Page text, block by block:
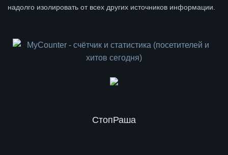
надолго изолировать от всех других источников информации.
СтопРаша